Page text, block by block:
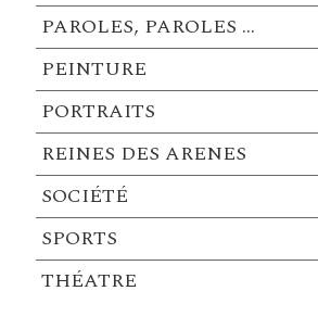
PAROLES, PAROLES …
PEINTURE
PORTRAITS
REINES DES ARENES
SOCIÉTÉ
SPORTS
THÉATRE